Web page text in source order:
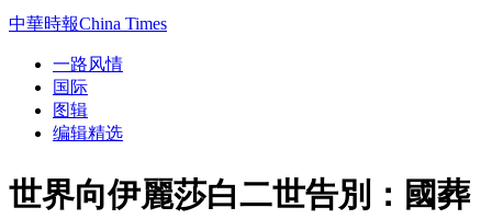
中華時報China Times
一路风情
国际
图辑
编辑精选
世界向伊麗莎白二世告別：國葬